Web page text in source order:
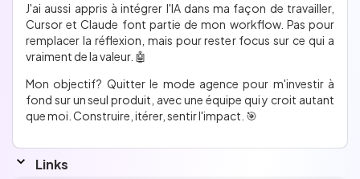
J'ai aussi appris à intégrer l'IA dans ma façon de travailler,
Cursor et Claude font partie de mon workflow. Pas pour
remplacer la réflexion, mais pour rester focus sur ce qui a
vraiment de la valeur. 🤖
Mon objectif ? Quitter le mode agence pour m'investir à
fond sur un seul produit, avec une équipe qui y croit autant
que moi. Construire, itérer, sentir l'impact. 🎯
Links